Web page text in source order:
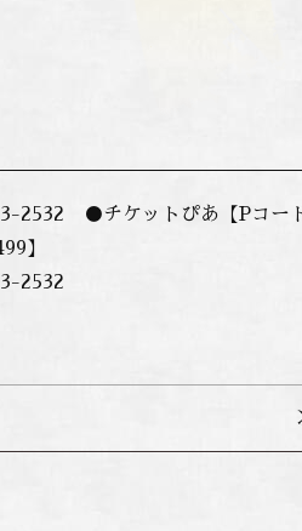
2532 ●チケットぴあ【Pコー
】
2532